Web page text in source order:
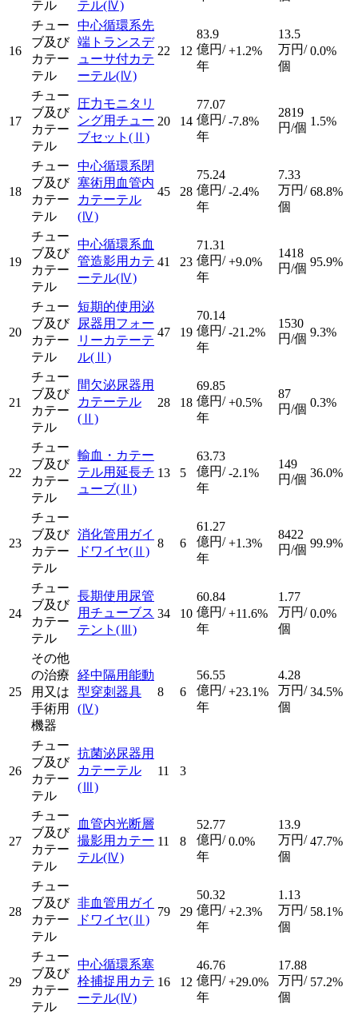
テル テル(Ⅳ)
16
チュー
ブ及び
カテー
テル
中心循環系先
端トランスデ
ューサ付カテ
ーテル(Ⅳ)
22 12
83.9
億円/
年
+1.2%
13.5
万円/
個
0.0%
17
チュー
ブ及び
カテー
テル
圧力モニタリ
ング用チュー
ブセット (Ⅱ)
20 14
77.07
億円/
年
-7.8%
2819
円/個 1.5%
18
チュー
ブ及び
カテー
テル
中心循環系閉
塞術用血管内
カテーテル
(Ⅳ)
45 28
75.24
億円/
年
-2.4%
7.33
万円/
個
68.8%
19
チュー
ブ及び
カテー
テル
中心循環系血
管造影用カテ
ーテル(Ⅳ)
41 23
71.31
億円/
年
+9.0%
1418
円/個 95.9%
20
チュー
ブ及び
カテー
テル
短期的使用泌
尿器用フォー
リーカテーテ
ル(Ⅱ)
47 19
70.14
億円/
年
-21.2%
1530
円/個 9.3%
21
チュー
ブ及び
カテー
テル
間欠泌尿器用
カテーテル
(Ⅱ)
28 18
69.85
億円/
年
+0.5%
87
円/個 0.3%
22
チュー
ブ及び
カテー
テル
輸血・カテー
テル用延長チ
ューブ(Ⅱ)
13 5
63.73
億円/
年
-2.1%
149
円/個 36.0%
23
チュー
ブ及び
カテー
テル
消化管用ガイ
ドワイヤ(Ⅱ)
8 6
61.27
億円/
年
+1.3%
8422
円/個 99.9%
24
チュー
ブ及び
カテー
テル
長期使用尿管
用チューブス
テント (Ⅲ)
34 10
60.84
億円/
年
+11.6%
1.77
万円/
個
0.0%
25
その他
の治療
用又は
手術用
機器
経中隔用能動
型穿刺器具
(Ⅳ)
8 6
56.55
億円/
年
+23.1%
4.28
万円/
個
34.5%
26
チュー
ブ及び
カテー
テル
抗菌泌尿器用
カテーテル
(Ⅲ)
11 3
27
チュー
ブ及び
カテー
テル
血管内光断層
撮影用カテー
テル(Ⅳ)
11 8
52.77
億円/
年
0.0%
13.9
万円/
個
47.7%
28
チュー
ブ及び
カテー
テル
非血管用ガイ
ドワイヤ(Ⅱ)
79 29
50.32
億円/
年
+2.3%
1.13
万円/
個
58.1%
29
チュー
ブ及び
カテー
テル
中心循環系塞
栓捕捉用カテ
ーテル(Ⅳ)
16 12
46.76
億円/
年
+29.0%
17.88
万円/
個
57.2%